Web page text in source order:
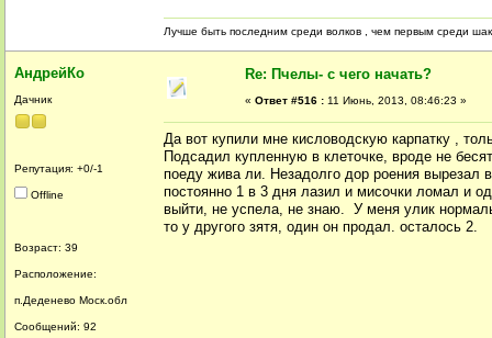
Лучше быть последним среди волков , чем первым среди
АндрейКо
Дачник
Репутация: +0/-1
Offline
Возраст: 39
Расположение:
п.Деденево Моск.обл
Сообщений: 92
Re: Пчелы- с чего начать?
« Ответ #516 : 11 Июнь, 2013, 08:46:23 »
Да вот купили мне кисловодскую карпатку ,
Подсадил купленную в клеточке, вроде не
поеду жива ли. Незадолго дор роения вырезал
постоянно 1 в 3 дня лазил и мисочки ломал и
выйти, не успела, не знаю. У меня улик
то у другого зятя, один он продал. осталось 2.